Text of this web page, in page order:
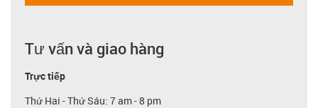
Tư vấn và giao hàng
Trực tiếp
Thứ Hai - Thứ Sáu: 7 am - 8 pm